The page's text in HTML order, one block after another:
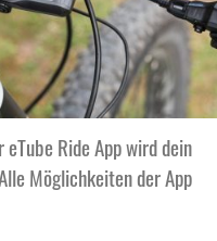
Ride App wird dein
Möglichkeiten der App